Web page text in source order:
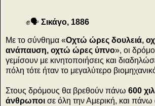
✊🗣 Σικάγο, 1886
Με το σύνθημα «Οχτώ ώρες δουλειά,
ανάπαυση, οχτώ ώρες ύπνο», οι
γεμίσουν με κινητοποιήσεις και
πόλη τότε ήταν το μεγαλύτερο
Στους δρόμους θα βρεθούν πάνω 600
άνθρωποι σε όλη την Αμερική, και πάνω